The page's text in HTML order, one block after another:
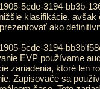
5cde-3194-bb3b-
klasifikácie,
ako
5cde-3194-
EVP používame
zariadenia, ktoré len
Zapisovače sa